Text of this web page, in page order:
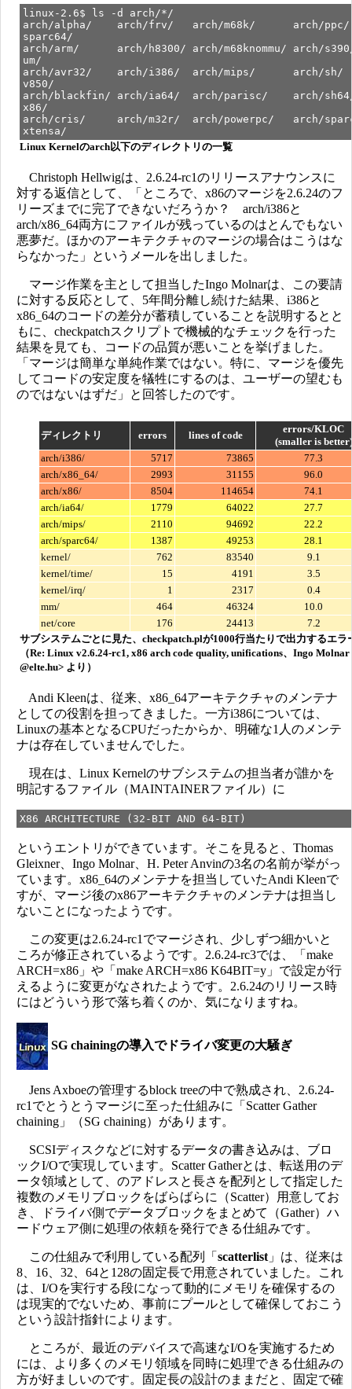
linux-2.6$ ls -d arch/*/
arch/alpha/ arch/frv/ arch/m68k/ arch/
sparc64/
arch/arm/ arch/h8300/ arch/m68knommu/ arch/
um/
arch/avr32/ arch/i386/ arch/mips/ arch/
v850/
arch/blackfin/ arch/ia64/ arch/parisc/ arch/
x86/
arch/cris/ arch/m32r/ arch/powerpc/ arch/
xtensa/
Linux Kernelのarch以下のディレクトリの一覧
Christoph Hellwigは、2.6.24-rc1のリリースアナウンスに
対する返信として、「ところで、x86のマージを2.6.24のフ
リーズまでに完了できないだろうか？ arch/i386と
arch/x86_64両方にファイルが残っているのはとんでもない
悪夢だ。ほかのアーキテクチャのマージの場合はこうはな
らなかった」というメールを出しました。
マージ作業を主として担当したIngo Molnarは、この要請
に対する反応として、5年間分離し続けた結果、i386と
x86_64のコードの差分が蓄積していることを説明するとと
もに、checkpatchスクリプトで機械的なチェックを行った
結果を見ても、コードの品質が悪いことを挙げました。
「マージは簡単な単純作業ではない。特に、マージを優先
してコードの安定度を犠牲にするのは、ユーザーの望むも
のではないはずだ」と回答したのです。
ディレクトリ errors lines of code
errors/KLOC
(smaller is better)
arch/i386/
5717 73865
77.3
arch/x86_64/
2993 31155
96.0
arch/x86/
8504 114654
74.1
arch/ia64/
1779 64022
27.7
arch/mips/
2110 94692
22.2
arch/sparc64/
1387 49253
28.1
kernel/
762 83540
9.1
kernel/time/
15 4191
3.5
kernel/irq/
1 2317
0.4
mm/
464 46324
10.0
net/core
176 24413
7.2
サブシステムごとに見た、checkpatch.plが1000行当たりで出力するエラ
（Re: Linux v2.6.24-rc1, x86 arch code quality, unifications、Ingo
@elte.hu> より）
Andi Kleenは、従来、x86_64アーキテクチャのメンテナ
としての役割を担ってきました。一方i386については、
Linuxの基本となるCPUだったからか、明確な1人のメンテ
ナは存在していませんでした。
現在は、Linux Kernelのサブシステムの担当者が誰かを
明記するファイル（MAINTAINERファイル）に
X86 ARCHITECTURE (32-BIT AND 64-BIT)
というエントリができています。そこを見ると、Thomas
Gleixner、Ingo Molnar、H. Peter Anvinの3名の名前が挙がっ
ています。x86_64のメンテナを担当していたAndi Kleenで
すが、マージ後のx86アーキテクチャのメンテナは担当し
ないことになったようです。
この変更は2.6.24-rc1でマージされ、少しずつ細かいと
ころが修正されているようです。2.6.24-rc3では、「make
ARCH=x86」や「make ARCH=x86 K64BIT=y」で設定が行
えるように変更がなされたようです。2.6.24のリリース時
にはどういう形で落ち着くのか、気になりますね。
SG chainingの導入でドライバ変更の大騒ぎ
Jens Axboeの管理するblock treeの中で熟成され、2.6.24-
rc1でとうとうマージに至った仕組みに「Scatter Gather
chaining」（SG chaining）があります。
SCSIディスクなどに対するデータの書き込みは、ブロ
ックI/Oで実現しています。Scatter Gatherとは、転送用のデ
ータ領域として、のアドレスと長さを配列として指定した
複数のメモリブロックをばらばらに（Scatter）用意してお
き、ドライバ側でデータブロックをまとめて（Gather）ハ
ードウェア側に処理の依頼を発行できる仕組みです。
この仕組みで利用している配列「 scatterlist」は、従来は
8、16、32、64と128の固定長で用意されていました。これ
は、I/Oを実行する段になって動的にメモリを確保するの
は現実的でないため、事前にプールとして確保しておこう
という設計指針によります。
ところが、最近のデバイスで高速なI/Oを実施するため
には、より多くのメモリ領域を同時に処理できる仕組みの
方が好ましいのです。固定長の設計のままだと、固定で確